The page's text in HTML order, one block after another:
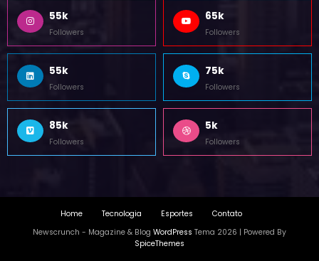
55k
Followers
65k
Followers
55k
Followers
75k
Followers
85k
Followers
5k
Followers
Home Tecnologia Esportes
Contato
Newscrunch - Magazine & Blog WordPress Tema 2026 | Powered By
SpiceThemes